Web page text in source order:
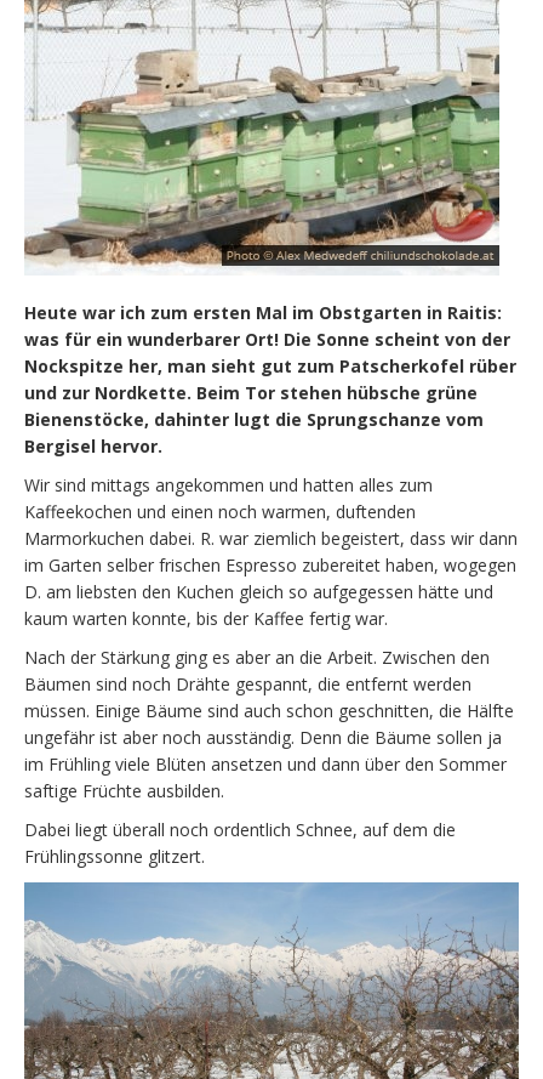
Heute war ich zum ersten Mal im Obstgarten in Raitis:
was für ein wunderbarer Ort! Die Sonne scheint von der
Nockspitze her, man sieht gut zum Patscherkofel rüber
und zur Nordkette. Beim Tor stehen hübsche grüne
Bienenstöcke, dahinter lugt die Sprungschanze vom
Bergisel hervor.
Wir sind mittags angekommen und hatten alles zum
Kaffeekochen und einen noch warmen, duftenden
Marmorkuchen dabei. R. war ziemlich begeistert, dass wir dann
im Garten selber frischen Espresso zubereitet haben, wogegen
D. am liebsten den Kuchen gleich so aufgegessen hätte und
kaum warten konnte, bis der Kaffee fertig war.
Nach der Stärkung ging es aber an die Arbeit. Zwischen den
Bäumen sind noch Drähte gespannt, die entfernt werden
müssen. Einige Bäume sind auch schon geschnitten, die Hälfte
ungefähr ist aber noch ausständig. Denn die Bäume sollen ja
im Frühling viele Blüten ansetzen und dann über den Sommer
saftige Früchte ausbilden.
Dabei liegt überall noch ordentlich Schnee, auf dem die
Frühlingssonne glitzert.